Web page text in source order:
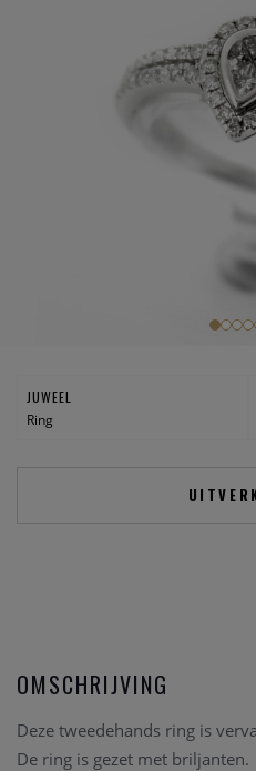
JUWEEL
Ring
OMSCHRIJVING
Deze tweedehands ring is
De ring is gezet met briljanten.